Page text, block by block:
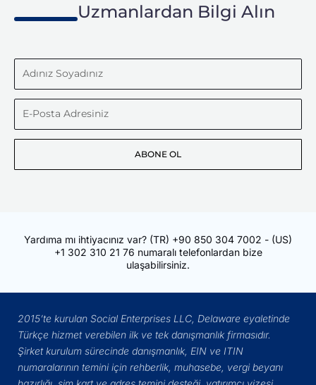
Uzmanlardan Bilgi Alın
Adınız
Soyadınız
E-
Posta
ABONE OL
Yardıma mı ihtiyacınız var? (TR) +90 850 304 7002 - (US)
+1 302 310 21 76 numaralı telefonlardan bize
ulaşabilirsiniz.
2015’te kurulan Social Enterprises LLC, Delaware eyaletinde
Türkçe hizmet verebilen ilk ve tek danışmanlık firmasıdır.
Şirket kurulum sürecinde danışmanlık, EIN ve ITIN
numaralarının temini için rehberlik, muhasebe, vergi beyanı